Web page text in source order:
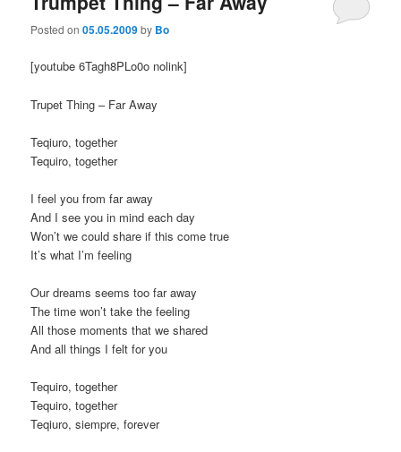
Posted on05.05.2009by Bo
[youtube 6Tagh8PLo0o nolink]
Trupet Thing – Far Away
Teqiuro, together
Tequiro, together
I feel you from far away
And I see you in mind each day
Won’t we could share if this come true
It’s what I’m feeling
Our dreams seems too far away
The time won’t take the feeling
All those moments that we shared
And all things I felt for you
Tequiro, together
Tequiro, together
Teqiuro, siempre, forever